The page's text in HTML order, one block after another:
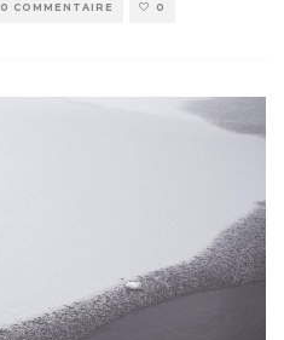
0 COMMENTAIRE 0